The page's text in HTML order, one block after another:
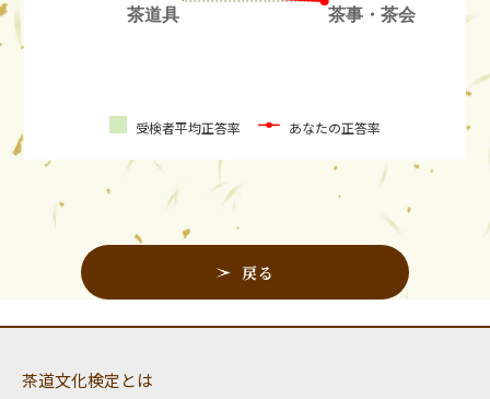
受検者平均正答率 あなたの正答率
戻る
茶道文化検定とは